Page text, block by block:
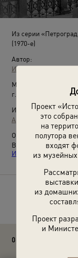
Проект
это
на
полутора
входят
из
из
Проект
и
Из серии
(1970-е)
Автор:
Игорь Кравченко
Место съемки:
г. Ленинград
Источники:
Архив И. Кравченко
О фотографии:
Выставка
«Серия
Игоря Кравченко»с
0 комментариев